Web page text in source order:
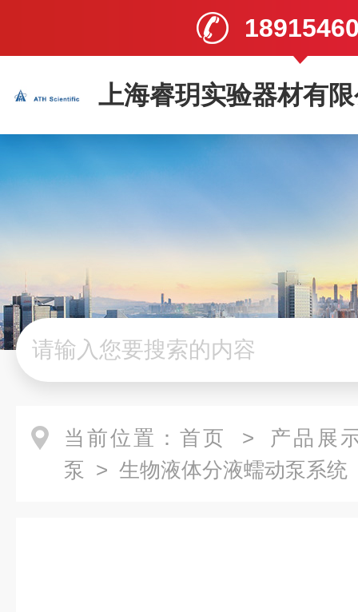
上海睿玥实验器材有
当前位置： 首页 > 产品展
泵 > 生物液体分液蠕动泵系统